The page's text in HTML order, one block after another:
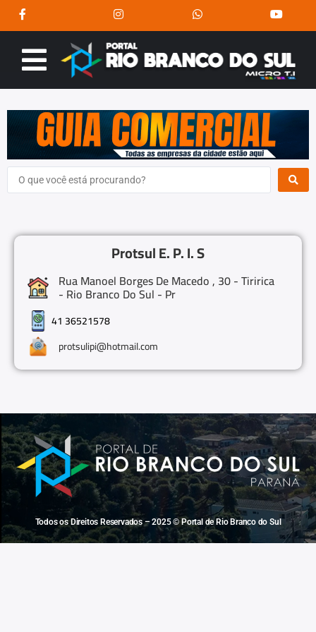
Protsul E. P. I. S
Rua Manoel Borges De Macedo , 30 - Tiririca
- Rio Branco Do Sul - Pr
41 36521578
protsulipi@hotmail.com
Todos os Direitos Reservados – 2025 © Portal de Rio Branco do Sul